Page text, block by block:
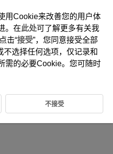
用Cookie来改善您的用户体
。在此处可了解更多有关我
击“接受”，您同意接受全部
不选择任何选项，仅记录和
需的必要Cookie。您可随时
不接受